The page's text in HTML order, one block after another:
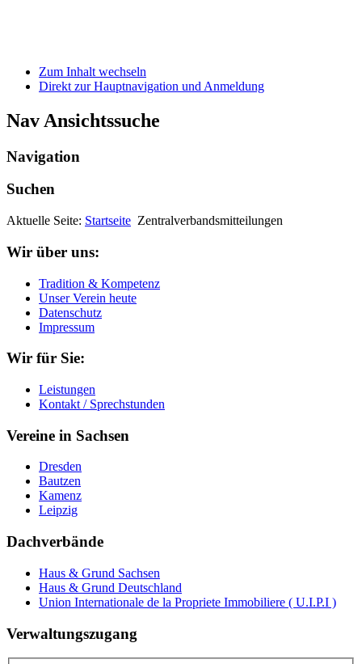
Zum Inhalt wechseln
Direkt zur Hauptnavigation und Anmeldung
Nav Ansichtssuche
Navigation
Suchen
Aktuelle Seite: Startseite Zentralverbandsmitteilungen
Wir über uns:
Tradition & Kompetenz
Unser Verein heute
Datenschutz
Impressum
Wir für Sie:
Leistungen
Kontakt / Sprechstunden
Vereine in Sachsen
Dresden
Bautzen
Kamenz
Leipzig
Dachverbände
Haus & Grund Sachsen
Haus & Grund Deutschland
Union Internationale de la Propriete Immobiliere ( U.I.P.I )
Verwaltungszugang